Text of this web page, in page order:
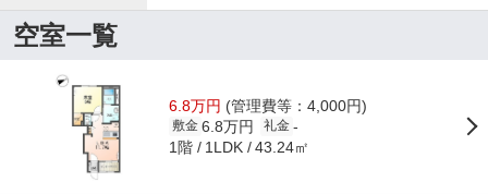
空室一覧
6.8万円 (管理費等：4,000円)
敷金 6.8万円 礼金 -
1階 1LDK 43.24㎡